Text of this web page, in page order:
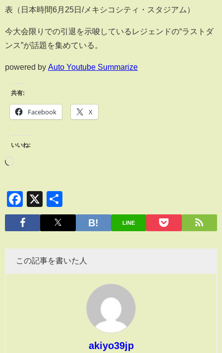
表（日本時間6月25日/メキシコシティ・スタジアム）
今大会限りでの引退を示唆しているレジェンドの“ラストダ
ンス”が話題を集めている。
powered by Auto Youtube Summarize
共有:
Facebook X
いいね:
Facebook
X
有
LINE
この記事を書いた人
akiyo39jp